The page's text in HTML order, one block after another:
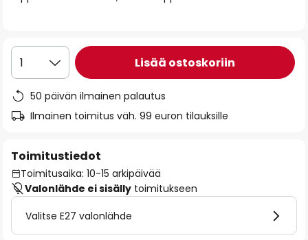
gallery
1 Lisää ostoskoriin
50 päivän ilmainen palautus
Ilmainen toimitus väh. 99 euron tilauksille
Toimitustiedot
Toimitusaika: 10-15 arkipäivää
Valonlähde ei sisälly toimitukseen
Valitse E27 valonlähde